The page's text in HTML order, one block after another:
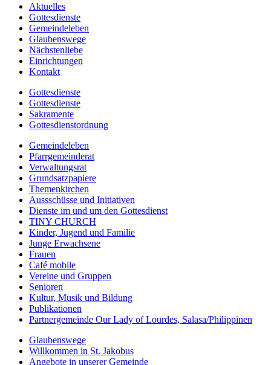
Aktuelles
Gottesdienste
Gemeindeleben
Glaubenswege
Nächstenliebe
Einrichtungen
Kontakt
Gottesdienste
Gottesdienste
Sakramente
Gottesdienstordnung
Gemeindeleben
Pfarrgemeinderat
Verwaltungsrat
Grundsatzpapiere
Themenkirchen
Aussschüsse und Initiativen
Dienste im und um den Gottesdienst
TINY CHURCH
Kinder, Jugend und Familie
Junge Erwachsene
Frauen
Café mobile
Vereine und Gruppen
Senioren
Kultur, Musik und Bildung
Publikationen
Partnergemeinde Our Lady of Lourdes, Salasa/Philippinen
Glaubenswege
Willkommen in St. Jakobus
Angebote in unserer Gemeinde